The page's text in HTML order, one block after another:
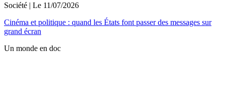
Société | Le 11/07/2026
Cinéma et politique : quand les États font passer des messages sur
grand écran
Un monde en doc